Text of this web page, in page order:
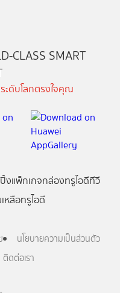
CLASS SMART
ะดับโลกตรงใจคุณ
งแพ็กเกจกล่องทรูไอดีทีวี
หลือทรูไอดี
นโยบายความเป็นส่วนตัว
ติดต่อเรา